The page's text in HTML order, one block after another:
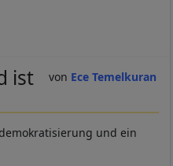
Ece Temelkuran
ist
und ein